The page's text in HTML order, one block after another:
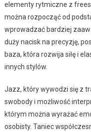
elementy rytmiczne z
można rozpocząć od
wprowadzać bardziej
duży nacisk na precyzję,
baza, która rozwija siłę i
innych stylów.
Jazz, który wywodzi się z
swobody i możliwość
którym można wyrażać
osobisty. Taniec